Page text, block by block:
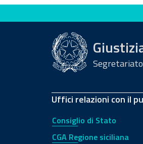
Valuta questo sito
Uffici relazioni con il
Consiglio di Stato
CGA Regione siciliana